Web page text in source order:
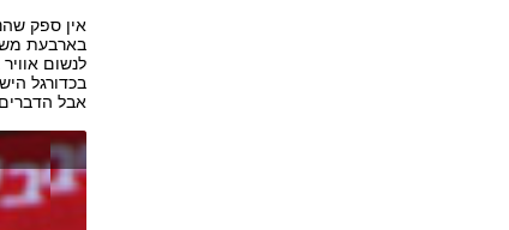
אין ספק
בארבעת
לנשום
בכדורגל
אבל